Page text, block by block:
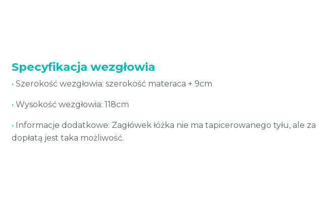
Specyfikacja wezgłowia
• Szerokość wezgłowia: szerokość materaca + 9cm
• Wysokość wezgłowia: 118cm
• Informacje dodatkowe: Zagłówek łóżka nie ma tapicerowanego tyłu, ale za
dopłatą jest taka możliwość.